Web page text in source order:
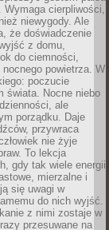
Wymaga cierpliwości,
niewygody. Ale
że doświadczenie
z domu,
do ciemności,
powietrza. W
poczucie
świata. Nocne niebo
ale
porządku. Daje
przywraca
nie żyje
To lekcja
gdy tak wiele energii
mierzalne i
się uwagi w
do nich wyjść.
z nimi zostaje w
przesuwane na